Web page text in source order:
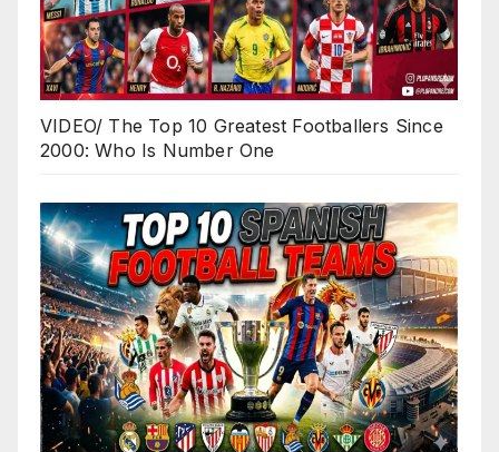
VIDEO/ The Top 10 Greatest Footballers Since
2000: Who Is Number One